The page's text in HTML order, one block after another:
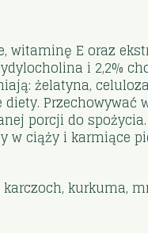
witaminę E oraz
i 2,2%
żelatyna,
porcji do
ciąży i karmiące
kurkuma,